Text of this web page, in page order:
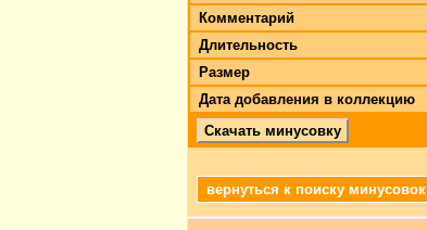
Комментарий
Длительность
Размер
Дата добавления в коллекцию
Скачать минусовку
вернуться к поиску минусовок